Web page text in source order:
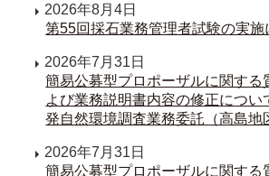
2026年8月4日
第55回採石業務管理者試験の実施
2026年7月31日
簡易公募型プロポーザルに関する
よび業務説明書内容の修正につい
発自然環境調査業務委託（高島地
2026年7月31日
簡易公募型プロポーザルに関する